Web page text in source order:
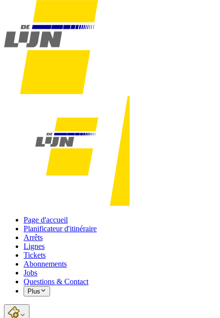
Page d'accueil
Planificateur d'itinéraire
Arrêts
Lignes
Tickets
Abonnements
Jobs
Questions & Contact
Plus